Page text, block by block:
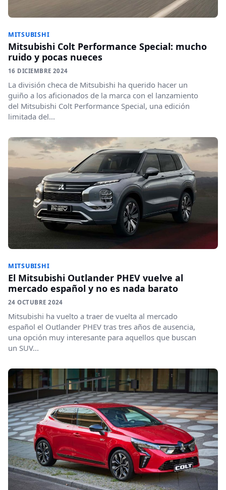
MITSUBISHI
Mitsubishi Colt Performance Special: mucho
ruido y pocas nueces
16 DICIEMBRE 2024
La división checa de Mitsubishi ha querido hacer un
guiño a los aficionados de la marca con el lanzamiento
del Mitsubishi Colt Performance Special, una edición
limitada del...
MITSUBISHI
El Mitsubishi Outlander PHEV vuelve al
mercado español y no es nada barato
24 OCTUBRE 2024
Mitsubishi ha vuelto a traer de vuelta al mercado
español el Outlander PHEV tras tres años de ausencia,
una opción muy interesante para aquellos que buscan
un SUV...